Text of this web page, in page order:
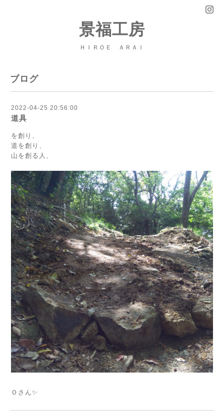
景福工房
ＨＩＲＯＥ ＡＲＡＩ
ブログ
2022-04-25 20:56:00
道具
を創り、
道を創り、
山を創る人、
Ｏさん✨